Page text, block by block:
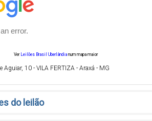
Ver Leilões Brasil Uberlândia num mapa maior
Aguiar, 10 - VILA FERTIZA - Araxá - MG
do leilão